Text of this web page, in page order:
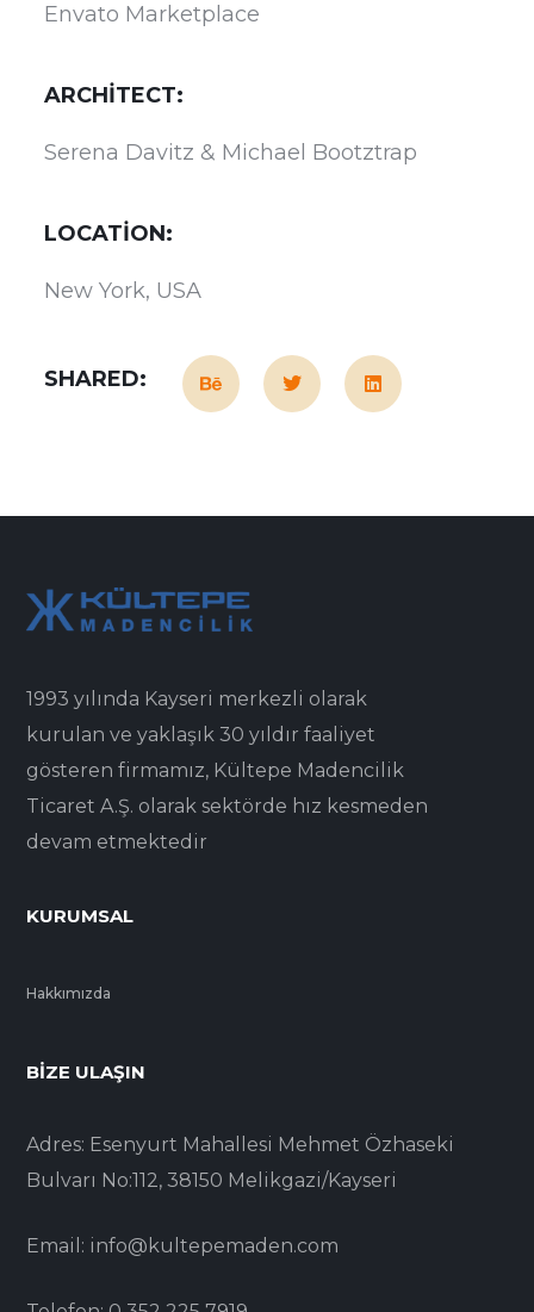
Envato Marketplace
ARCHITECT:
Serena Davitz & Michael Bootztrap
LOCATION:
New York, USA
SHARED:
1993 yılında Kayseri merkezli olarak
kurulan ve yaklaşık 30 yıldır faaliyet
gösteren firmamız, Kültepe Madencilik
Ticaret A.Ş. olarak sektörde hız kesmeden
devam etmektedir
KURUMSAL
Hakkımızda
BIZE ULAŞIN
Adres: Esenyurt Mahallesi Mehmet Özhaseki
Bulvarı No:112, 38150 Melikgazi/Kayseri
Email: info@kultepemaden.com